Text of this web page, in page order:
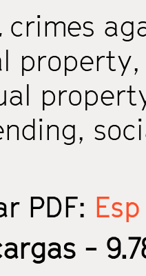
crimes
property
,
PDF:
-